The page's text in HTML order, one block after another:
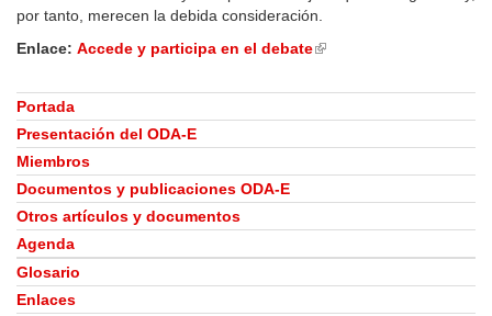
por tanto, merecen la debida consideración.
Enlace: Accede y participa en el debate(link
external)
Portada
Presentación del ODA-E
Miembros
Documentos y publicaciones ODA-E
Otros artículos y documentos
Agenda
Glosario
Enlaces